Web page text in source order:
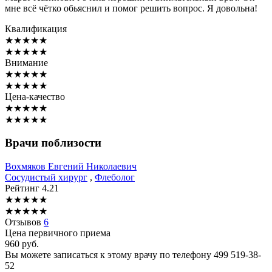
мне всё чётко обьяснил и помог решить вопрос. Я довольна!
Квалификация
★★★★★
★★★★★
Внимание
★★★★★
★★★★★
Цена-качество
★★★★★
★★★★★
Врачи поблизости
Вохмяков Евгений Николаевич
Сосудистый хирург , Флеболог
Рейтинг 4.21
★★★★★
★★★★★
Отзывов 6
Цена первичного приема
960 руб.
Вы можете записаться к этому врачу по телефону 499 519-38-
52